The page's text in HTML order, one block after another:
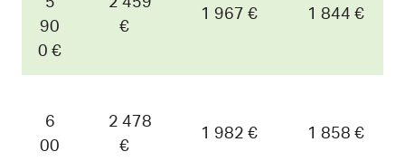
90
0 €
€
1 967 € 1 844 €
6
00
2 478
€
1 982 € 1 858 €